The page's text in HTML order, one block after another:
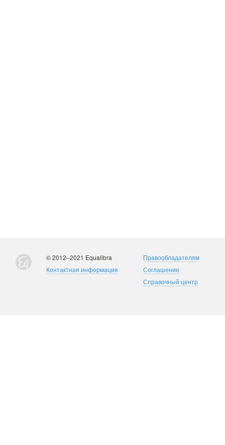
© 2012–2021 Equalibra
Контактная информация
Правообладателям
Соглашение
Справочный центр